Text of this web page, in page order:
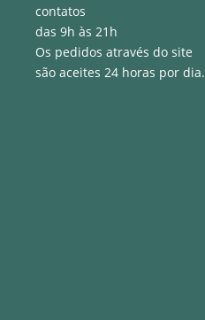
contatos
das 9h às 21h
Os pedidos através do site
são aceites 24 horas por dia.